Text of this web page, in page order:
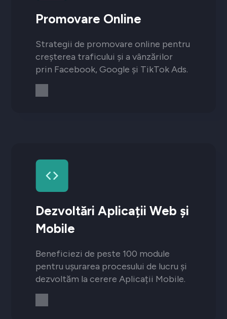
Promovare Online
Strategii de promovare online pentru
creșterea traficului și a vânzărilor
prin Facebook, Google și TikTok Ads.
Dezvoltări Aplicații Web și
Mobile
Beneficiezi de peste 100 module
pentru ușurarea procesului de lucru și
dezvoltăm la cerere Aplicații Mobile.